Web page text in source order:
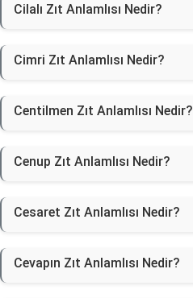
Cilalı Zıt Anlamlısı Nedir?
Cimri Zıt Anlamlısı Nedir?
Centilmen Zıt Anlamlısı Nedir?
Cenup Zıt Anlamlısı Nedir?
Cesaret Zıt Anlamlısı Nedir?
Cevapın Zıt Anlamlısı Nedir?